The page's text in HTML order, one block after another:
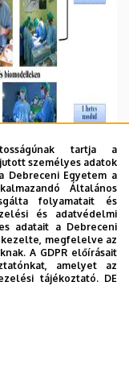
0040/1.0 projekt
tartja a
személyes adatok
Debreceni Egyetem a
Általános
folyamatait és
és adatvédelmi
adatait a Debreceni
megfelelve az
A GDPR előírásait
amelyet az
tájékoztató. DE